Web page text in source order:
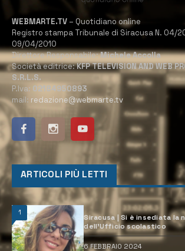
WEBMARTE.TV – Quotidiano online
Registro stampa Tribunale di Siracusa N. 04/
09/04/2010
Direttore Responsabile:Michele Accolla
Società editrice:KFP TELEVISION AND WEB
S.R.L.S.
P.Iva: 02184950893
mail: redazione@webmarte.tv
ARTICOLI PIÙ LETTI
1
Siracusa | Si è insediata la
dell’Ufficio scolastico
6 FEBBRAIO 2024